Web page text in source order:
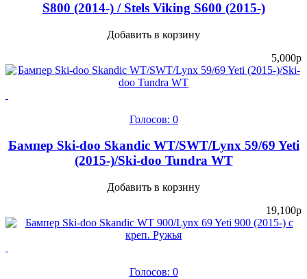
S800 (2014-) / Stels Viking S600 (2015-)
Добавить в корзину
5,000p
Голосов: 0
Бампер Ski-doo Skandic WT/SWT/Lynx 59/69 Yeti
(2015-)/Ski-doo Tundra WT
Добавить в корзину
19,100p
Голосов: 0